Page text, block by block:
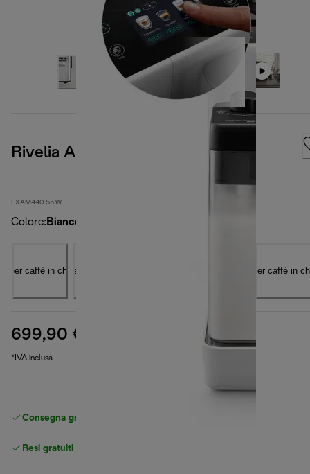
Rivelia Arctic White
EXAM440.55.W
Colore: Bianco
699,90 € prezzo originale 899,99 €
*IVA inclusa
Consegna gratuita standard
Resi gratuiti